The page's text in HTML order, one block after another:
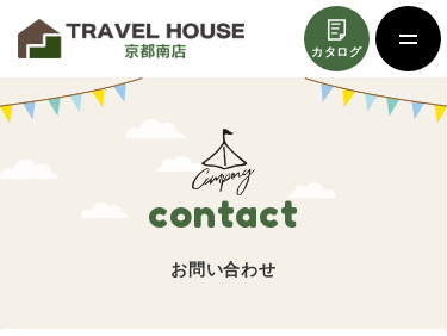
カタログ
contact
お問い合わせ